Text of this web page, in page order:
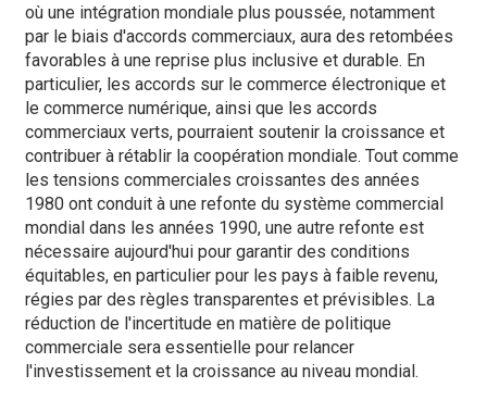
où une intégration mondiale plus poussée, notamment
par le biais d'accords commerciaux, aura des retombées
favorables à une reprise plus inclusive et durable. En
particulier, les accords sur le commerce électronique et
le commerce numérique, ainsi que les accords
commerciaux verts, pourraient soutenir la croissance et
contribuer à rétablir la coopération mondiale. Tout comme
les tensions commerciales croissantes des années
1980 ont conduit à une refonte du système commercial
mondial dans les années 1990, une autre refonte est
nécessaire aujourd'hui pour garantir des conditions
équitables, en particulier pour les pays à faible revenu,
régies par des règles transparentes et prévisibles. La
réduction de l'incertitude en matière de politique
commerciale sera essentielle pour relancer
l'investissement et la croissance au niveau mondial.